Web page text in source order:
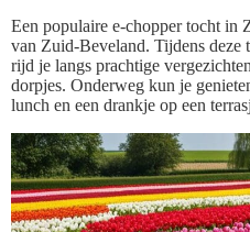
Een populaire e-chopper tocht in
van Zuid-Beveland. Tijdens deze
rijd je langs prachtige
dorpjes. Onderweg kun je
lunch en een drankje op een